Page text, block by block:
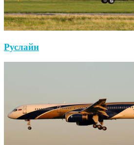
Руслайн